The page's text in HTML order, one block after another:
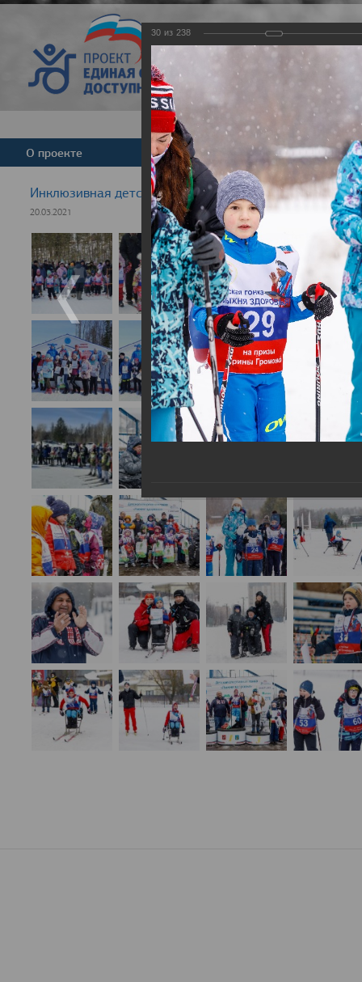
Версия для
О проекте Команда Новости
Инклюзивная детская гонка "Лыжня здоровья" 2021
20.03.2021
30 из 238